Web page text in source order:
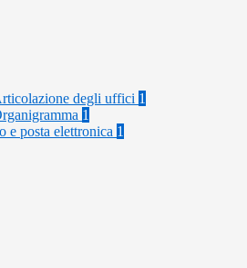
degli uffici 1
1
e posta elettronica 1